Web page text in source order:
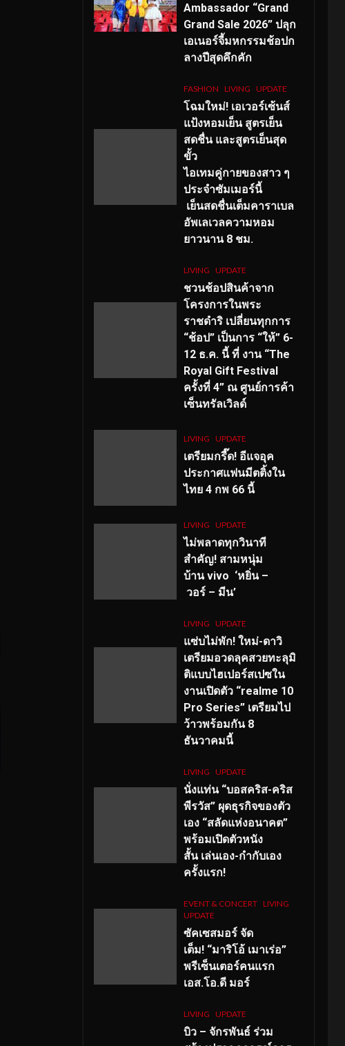
Ambassador “Grand
Grand Sale 2026” ปลุก
เอเนอร์จี้มหกรรมช้อปก
ลางปีสุดคึกคัก
FASHION LIVING UPDATE
โฉมใหม่! เอเวอร์เซ้นส์
แป้งหอมเย็น สูตรเย็น
สดชื่น และสูตรเย็นสุด
ขั้ว
ไอเทมคู่กายของสาว ๆ
ประจำซัมเมอร์นี้
เย็นสดชื่นเต็มคาราเบล
อัพเลเวลความหอม
ยาวนาน 8 ชม.
LIVING UPDATE
ชวนช้อปสินค้าจาก
โครงการในพระ
ราชดำริ เปลี่ยนทุกการ
“ช้อป” เป็นการ “ให้” 6-
12 ธ.ค. นี้ ที่ งาน “The
Royal Gift Festival
ครั้งที่ 4” ณ ศูนย์การค้า
เซ็นทรัลเวิลด์
LIVING UPDATE
เตรียมกรี๊ด! อีแจอุค
ประกาศแฟนมีตติ้งใน
ไทย 4 กพ 66 นี้
LIVING UPDATE
ไม่พลาดทุกวินาที
สำคัญ! สามหนุ่ม
บ้าน vivo ‘หยิ่น –
วอร์ – มีน’
LIVING UPDATE
แซ่บไม่พัก! ใหม่-ดาวิ
เตรียมอวดลุคสวยทะลุมิ
ติแบบไฮเปอร์สเปซใน
งานเปิดตัว “realme 10
Pro Series” เตรียมไป
ว้าวพร้อมกัน 8
ธันวาคมนี้
LIVING UPDATE
นั่งแท่น “บอสคริส-คริส
พีรวัส” ผุดธุรกิจของตัว
เอง “สลัดแห่งอนาคต”
พร้อมเปิดตัวหนัง
สั้น เล่นเอง-กำกับเอง
ครั้งแรก!
EVENT & CONCERT LIVING
UPDATE
ซัคเซสมอร์ จัด
เต็ม! “มาริโอ้ เมาเร่อ”
พรีเซ็นเตอร์คนแรก
เอส.โอ.ดี มอร์
LIVING UPDATE
บิว – จักรพันธ์ ร่วม